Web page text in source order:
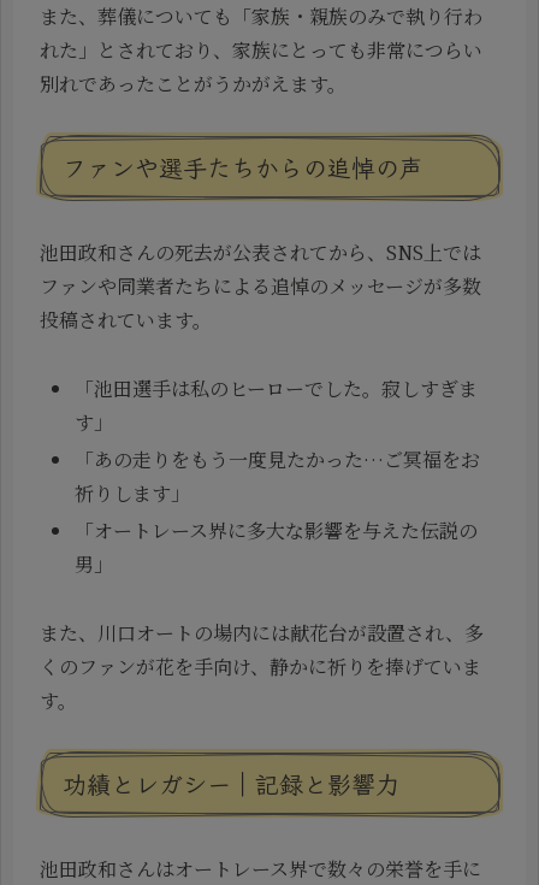
また、葬儀についても「家族・親族のみで執り行わ
れた」とされており、家族にとっても非常につらい
別れであったことがうかがえます。
ファンや選手たちからの追悼の声
池田政和さんの死去が公表されてから、SNS上では
ファンや同業者たちによる追悼のメッセージが多数
投稿されています。
「池田選手は私のヒーローでした。寂しすぎま
す」
「あの走りをもう一度見たかった…ご冥福をお
祈りします」
「オートレース界に多大な影響を与えた伝説の
男」
また、川口オートの場内には献花台が設置され、多
くのファンが花を手向け、静かに祈りを捧げていま
す。
功績とレガシー｜記録と影響力
池田政和さんはオートレース界で数々の栄誉を手に